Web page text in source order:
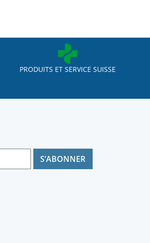
PRODUITS ET SERVICE SUISSE